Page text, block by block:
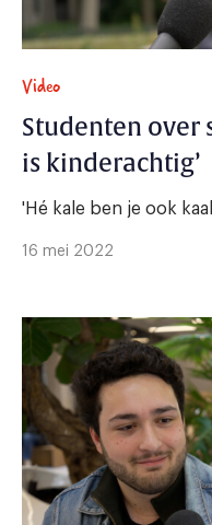
Video
Studenten over
is kinderachtig’
'Hé kale ben je ook
16 mei 2022